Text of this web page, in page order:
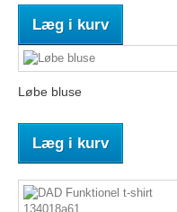
Læg i kurv
Løbe bluse
Læg i kurv